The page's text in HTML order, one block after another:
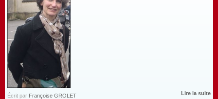
Écrit par Françoise GROLET Lire la suite